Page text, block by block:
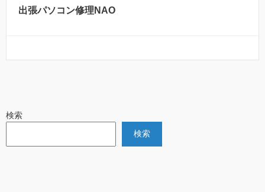
出張パソコン修理NAO
検索
検索